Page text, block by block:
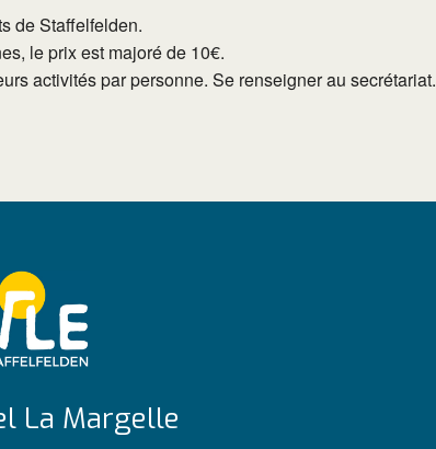
de Staffelfelden.
le prix est majoré de 10€.
activités par personne. Se renseigner au secrétariat.
La Margelle